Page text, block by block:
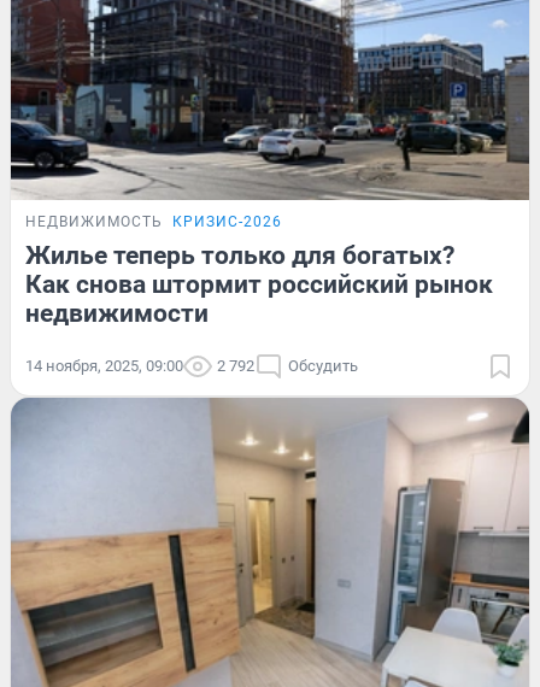
НЕДВИЖИМОСТЬ КРИЗИС-2026
Жилье теперь только для богатых?
Как снова штормит российский рынок
недвижимости
14 ноября, 2025, 09:00 2 792 Обсудить